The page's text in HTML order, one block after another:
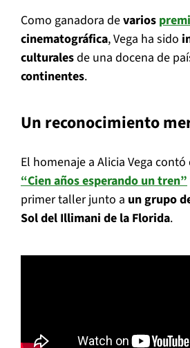
Como ganadora devarios
cinematográfica, Vega ha sido
culturalesde una docena de
continentes.
Un reconocimiento
El homenaje a Alicia Vega contó
“Cien años esperando un tren”
primer taller junto a un grupo
Sol del Illimani de la Florida.